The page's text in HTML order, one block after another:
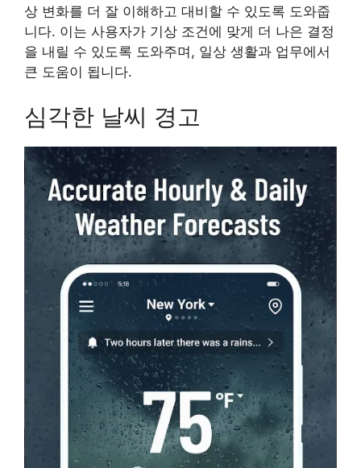
상 변화를 더 잘 이해하고 대비할 수 있도록 도와줍
니다. 이는 사용자가 기상 조건에 맞게 더 나은 결정
을 내릴 수 있도록 도와주며, 일상 생활과 업무에서
큰 도움이 됩니다.
심각한 날씨 경고